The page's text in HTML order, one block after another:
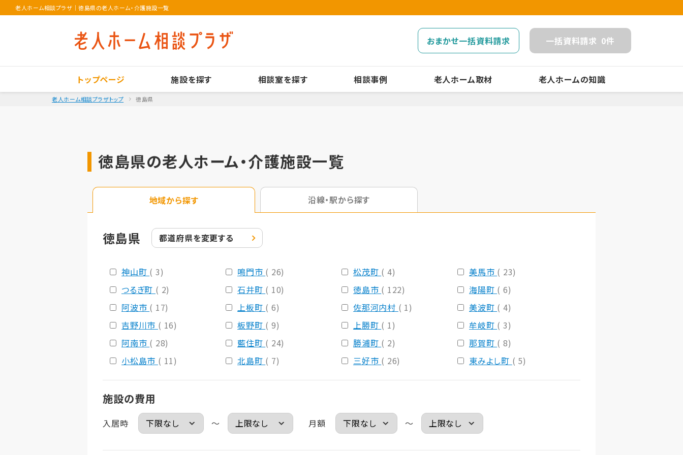
老人ホーム相談プラザ ｜徳島県の老人ホーム・介護施設一覧
おまかせ一括資料請求 一括資料請求 0件
トップページ 施設を探す 相談室を探す 相談事例 老人ホーム取材 老人ホームの知識
老人ホーム相談プラザトップ 徳島県
徳島県の老人ホーム・介護施設一覧
地域から探す 沿線・駅から探す
徳島県 都道府県を変更する
神山町 ( 3) 鳴門市 ( 26) 松茂町 ( 4) 美馬市 ( 23)
つるぎ町 ( 2) 石井町 ( 10) 徳島市 ( 122) 海陽町 ( 6)
阿波市 ( 17) 上板町 ( 6) 佐那河内村 ( 1) 美波町 ( 4)
吉野川市 ( 16) 板野町 ( 9) 上勝町 ( 1) 牟岐町 ( 3)
阿南市 ( 28) 藍住町 ( 24) 勝浦町 ( 2) 那賀町 ( 8)
小松島市 ( 11) 北島町 ( 7) 三好市 ( 26) 東みよし町 ( 5)
施設の費用
入居時 ～ 月額 ～